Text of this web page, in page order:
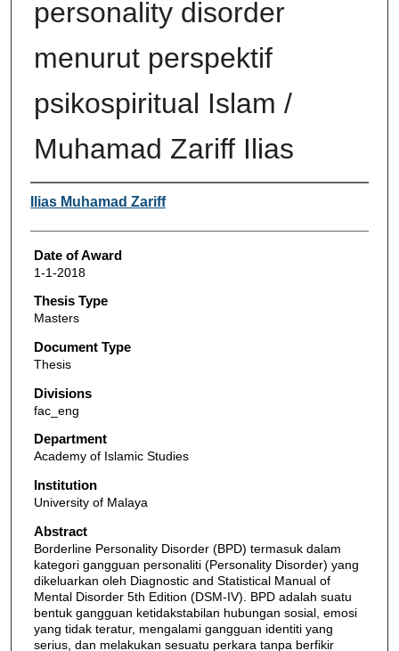
personality disorder
menurut perspektif
psikospiritual Islam /
Muhamad Zariff Ilias
Author
Ilias Muhamad Zariff
Date of Award
1-1-2018
Thesis Type
Masters
Document Type
Thesis
Divisions
fac_eng
Department
Academy of Islamic Studies
Institution
University of Malaya
Abstract
Borderline Personality Disorder (BPD) termasuk dalam
kategori gangguan personaliti (Personality Disorder) yang
dikeluarkan oleh Diagnostic and Statistical Manual of
Mental Disorder 5th Edition (DSM-IV). BPD adalah suatu
bentuk gangguan ketidakstabilan hubungan sosial, emosi
yang tidak teratur, mengalami gangguan identiti yang
serius, dan melakukan sesuatu perkara tanpa berfikir